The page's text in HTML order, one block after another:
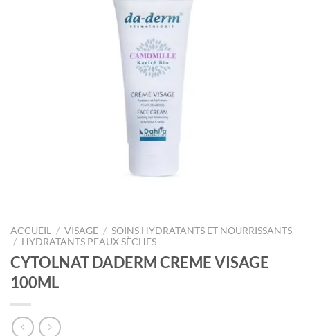
ACCUEIL / VISAGE / SOINS HYDRATANTS ET NOURRISSANTS
/ HYDRATANTS PEAUX SÈCHES
CYTOLNAT DADERM CREME VISAGE
100ML